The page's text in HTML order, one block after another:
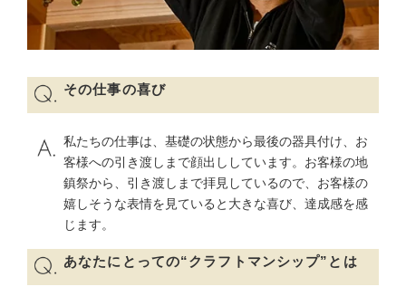
その仕事の喜び
私たちの仕事は、基礎の状態から最後の器具付け、お
客様への引き渡しまで顔出ししています。お客様の地
鎮祭から、引き渡しまで拝見しているので、お客様の
嬉しそうな表情を見ていると大きな喜び、達成感を感
じます。
あなたにとっての“クラフトマンシップ”とは